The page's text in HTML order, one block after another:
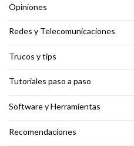
Opiniones
Redes y Telecomunicaciones
Trucos y tips
Tutoriales paso a paso
Software y Herramientas
Recomendaciones